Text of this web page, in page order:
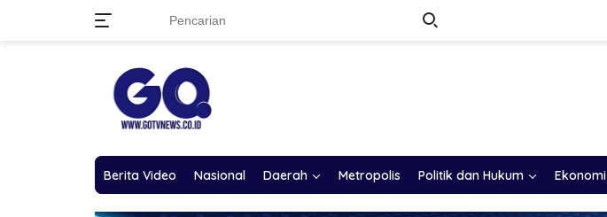
Berita Video Nasional Daerah Metropolis Politik dan Hukum Ekonomi